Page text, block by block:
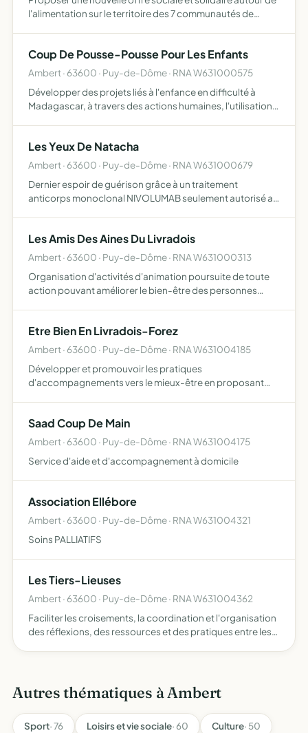
l'alimentation sur le territoire des 7 communautés de
Coup De Pousse-Pousse Pour Les Enfants
Ambert · 63600 · Puy-de-Dôme · RNA W631000575
Développer des projets liés à l'enfance en difficulté à
Madagascar, à travers des actions humaines, l'utilisation
Les Yeux De Natacha
Ambert · 63600 · Puy-de-Dôme · RNA W631000679
Dernier espoir de guérison grâce à un traitement
anticorps monoclonal NIVOLUMAB seulement autorisé au
Les Amis Des Aines Du Livradois
Ambert · 63600 · Puy-de-Dôme · RNA W631000313
Organisation d'activités d'animation poursuite de toute
action pouvant améliorer le bien-être des personnes
Etre Bien En Livradois-Forez
Ambert · 63600 · Puy-de-Dôme · RNA W631004185
Développer et promouvoir les pratiques
d'accompagnements vers le mieux-être en proposant
un réseau de prati…
Saad Coup De Main
Ambert · 63600 · Puy-de-Dôme · RNA W631004175
Service d'aide et d'accompagnement à domicile
Association Ellébore
Ambert · 63600 · Puy-de-Dôme · RNA W631004321
Soins PALLIATIFS
Les Tiers-Lieuses
Ambert · 63600 · Puy-de-Dôme · RNA W631004362
Faciliter les croisements, la coordination et l'organisation
des réflexions, des ressources et des pratiques entre les
Autres thématiques à Ambert
Sport· 76 Loisirs et vie sociale· 60 Culture· 50